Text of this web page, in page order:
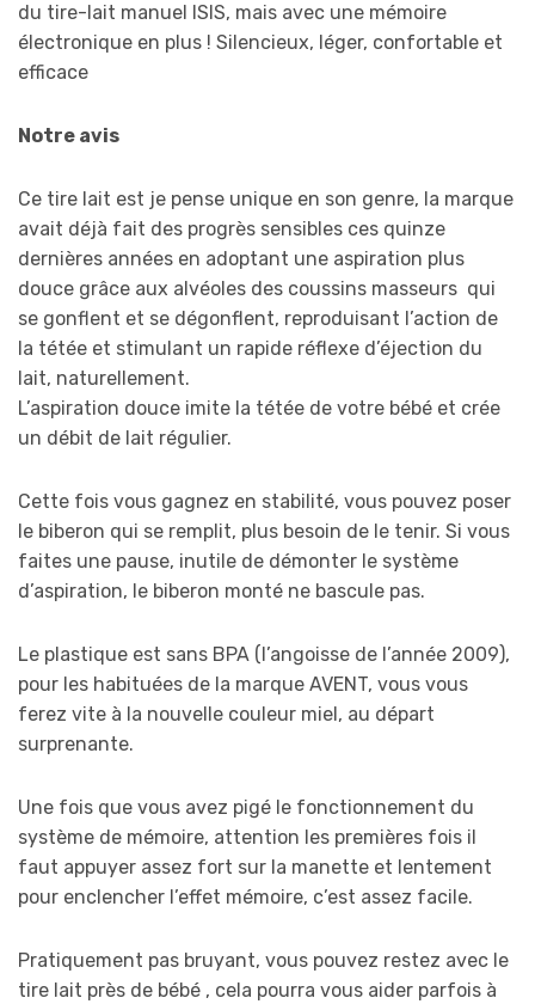
du tire-lait manuel ISIS, mais avec une mémoire
électronique en plus ! Silencieux, léger, confortable et
efficace
Notre avis
Ce tire lait est je pense unique en son genre, la marque
avait déjà fait des progrès sensibles ces quinze
dernières années en adoptant une aspiration plus
douce grâce aux alvéoles des coussins masseurs qui
se gonflent et se dégonflent, reproduisant l’action de
la tétée et stimulant un rapide réflexe d’éjection du
lait, naturellement.
L’aspiration douce imite la tétée de votre bébé et crée
un débit de lait régulier.
Cette fois vous gagnez en stabilité, vous pouvez poser
le biberon qui se remplit, plus besoin de le tenir. Si vous
faites une pause, inutile de démonter le système
d’aspiration, le biberon monté ne bascule pas.
Le plastique est sans BPA (l’angoisse de l’année 2009),
pour les habituées de la marque AVENT, vous vous
ferez vite à la nouvelle couleur miel, au départ
surprenante.
Une fois que vous avez pigé le fonctionnement du
système de mémoire, attention les premières fois il
faut appuyer assez fort sur la manette et lentement
pour enclencher l’effet mémoire, c’est assez facile.
Pratiquement pas bruyant, vous pouvez restez avec le
tire lait près de bébé , cela pourra vous aider parfois à